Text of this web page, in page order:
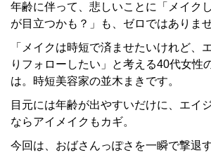
年齢に伴って、悲しいことに「メイク
が目立つかも？」も、ゼロではありませ
「メイクは時短で済ませたいけれど、
りフォローしたい」と考える40代女性
は。時短美容家の並木まきです。
目元には年齢が出やすいだけに、エイ
ならアイメイクもカギ。
今回は、おばさんっぽさを一瞬で撃退